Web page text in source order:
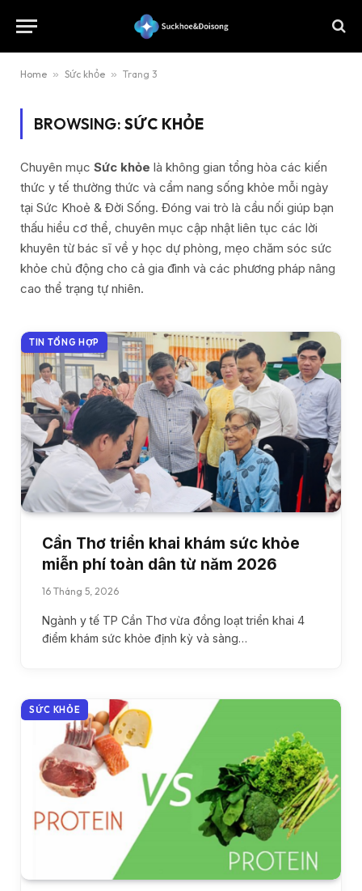
Home » Sức khỏe » Trang 3
BROWSING: SỨC KHỎE
Chuyên mục Sức khỏe là không gian tổng hòa các kiến
thức y tế thường thức và cẩm nang sống khỏe mỗi ngày
tại Sức Khoẻ & Đời Sống. Đóng vai trò là cầu nối giúp bạn
thấu hiểu cơ thể, chuyên mục cập nhật liên tục các lời
khuyên từ bác sĩ về y học dự phòng, mẹo chăm sóc sức
khỏe chủ động cho cả gia đình và các phương pháp nâng
cao thể trạng tự nhiên.
TIN TỔNG HỢP
Cần Thơ triển khai khám sức khỏe
miễn phí toàn dân từ năm 2026
16 Tháng 5, 2026
Ngành y tế TP Cần Thơ vừa đồng loạt triển khai 4
điểm khám sức khỏe định kỳ và sàng…
SỨC KHỎE